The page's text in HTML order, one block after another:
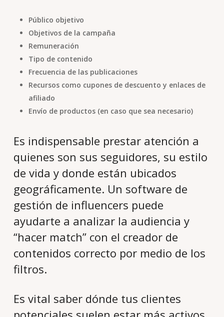
Público objetivo
Objetivos de la campaña
Remuneración
Tipo de contenido
Frecuencia de las publicaciones
Recursos como cupones de descuento y enlaces de
afiliado
Envío de productos (en caso que sea necesario)
Es indispensable prestar atención a
quienes son sus seguidores, su estilo
de vida y donde están ubicados
geográficamente. Un software de
gestión de influencers puede
ayudarte a analizar la audiencia y
“hacer match” con el creador de
contenidos correcto por medio de los
filtros.
Es vital saber dónde tus clientes